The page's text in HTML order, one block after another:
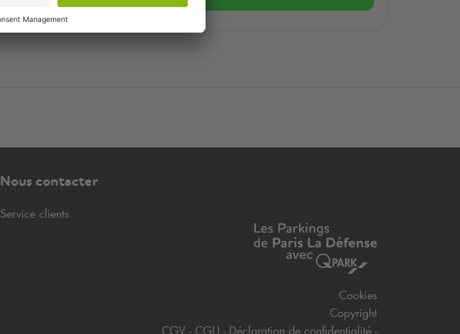
Nous contacter
Service clients
Cookies
Copyright
CGV
CGU Déclaration de confidentialité